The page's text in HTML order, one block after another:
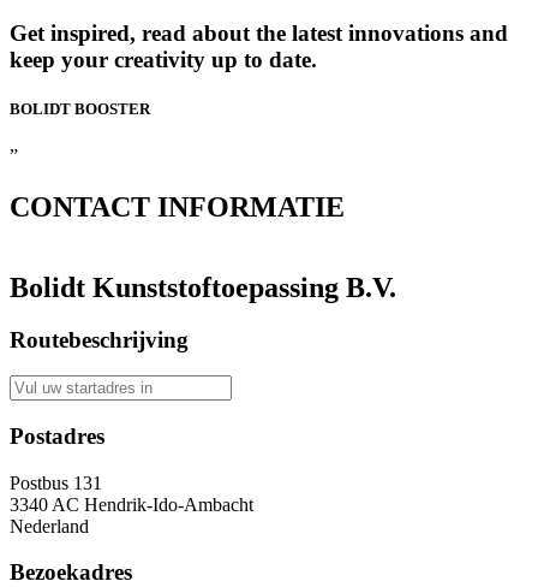
Get inspired, read about the latest innovations and
keep your creativity up to date.
BOLIDT BOOSTER
”
CONTACT INFORMATIE
Bolidt Kunststoftoepassing B.V.
Routebeschrijving
Postadres
Postbus 131
3340 AC Hendrik-Ido-Ambacht
Nederland
Bezoekadres